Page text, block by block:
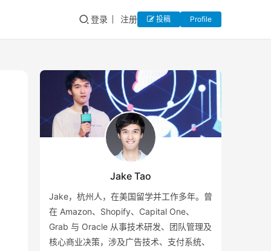
登录 注册 投稿 Profile
Jake Tao
Jake，杭州人，在美国留学并工作多年。曾
在 Amazon、Shopify、Capital One、
Grab 与 Oracle 从事技术研发、团队管理及
核心商业决策，涉及广告技术、支付系统、